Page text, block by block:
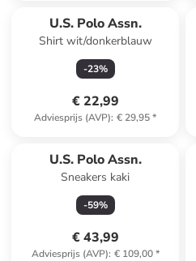
U.S. Polo Assn.
Shirt wit/donkerblauw
-23%
€ 22,99
Adviesprijs (AVP): € 29,95*
U.S. Polo Assn.
Sneakers kaki
-59%
€ 43,99
Adviesprijs (AVP): € 109,00*